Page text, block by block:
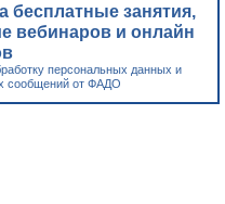
бесплатные занятия,
вебинаров и онлайн
персональных данных и
сообщений от ФАДО